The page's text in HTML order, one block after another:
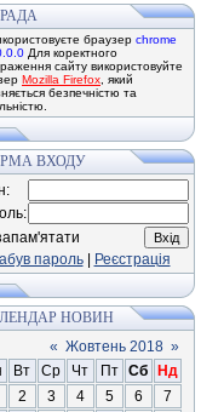
браузер chrome
Для коректного
сайту використовуйте
Mozilla Firefox , який
безпечністю та
ВХОДУ
пароль| Реєстрація
НОВИН
« Жовтень 2018 »
Вт Ср Чт Пт Сб
Нд
2 3 4 5 6
7